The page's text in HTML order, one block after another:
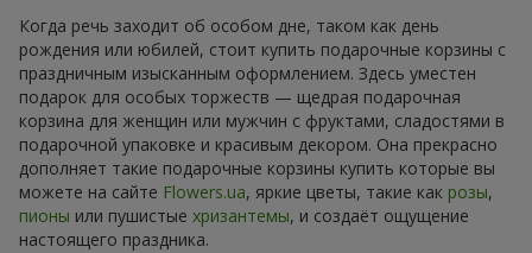
Когда речь заходит об особом дне, таком как день
рождения или юбилей, стоит купить подарочные корзины с
праздничным изысканным оформлением. Здесь уместен
подарок для особых торжеств — щедрая подарочная
корзина для женщин или мужчин с фруктами, сладостями в
подарочной упаковке и красивым декором. Она прекрасно
дополняет такие подарочные корзины купить которые вы
можете на сайте Flowers.ua, яркие цветы, такие как розы,
пионы или пушистые хризантемы, и создаёт ощущение
настоящего праздника.